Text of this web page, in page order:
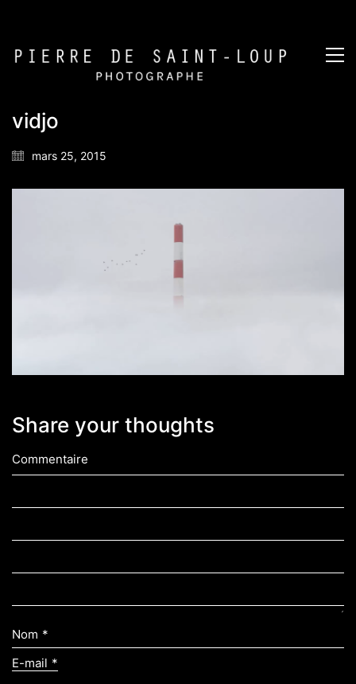
vidjo
mars 25, 2015
Share your thoughts
Commentaire
Nom *
E-mail *